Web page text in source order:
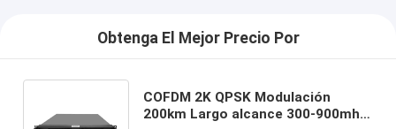
Obtenga El Mejor Precio Por
COFDM 2K QPSK Modulación
200km Largo alcance 300-900mhz